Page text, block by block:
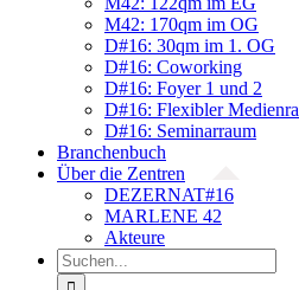
M42: 170qm im OG
D#16: 30qm im 1. OG
D#16: Coworking
D#16: Foyer 1 und 2
D#16: Flexibler
D#16: Seminarraum
Branchenbuch
Über die Zentren
DEZERNAT#16
MARLENE 42
Akteure
Suche
nach: